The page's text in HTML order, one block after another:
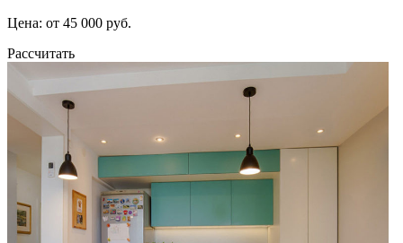
Цена: от 45 000 руб.
Рассчитать